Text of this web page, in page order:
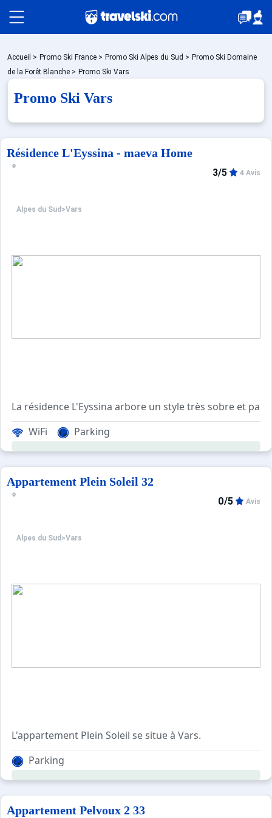
Packages
Stations
Hébergements
Accueil > Promo Ski France > Promo Ski Alpes du Sud > Promo Ski Domaine
de la Forêt Blanche > Promo Ski Vars
Promo Ski Vars
Résidence L'Eyssina - maeva Home
Alpes du Sud >Vars
3/5 4 Avis
La résidence L'Eyssina arbore un style très sobre et
La résidence offre plusieurs types d'appartements,
Vous vous demandez quelles activités pratiquer à
D'autres activités sont également proposées, comme
WiFi Parking
Appartement Plein Soleil 32
Alpes du Sud >Vars
0/5 Avis
L'appartement Plein Soleil se situe à Vars.
Idéalement situé, toutes commodités à pieds, et départ
Appartement de 45m2
Parking
Appartement Pelvoux 2 33